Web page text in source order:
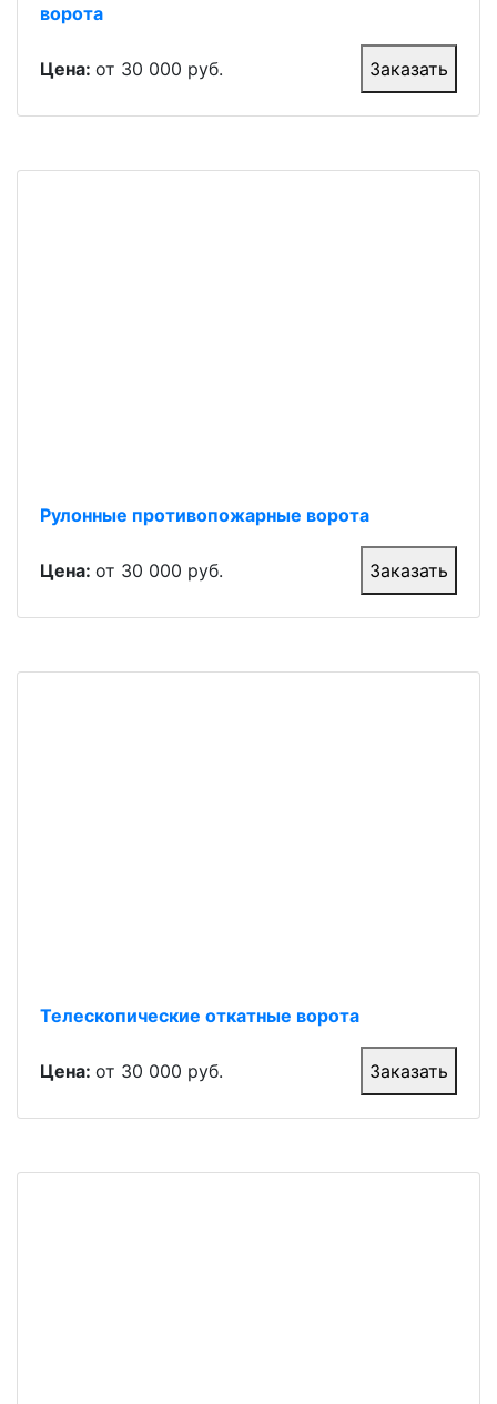
ворота
Цена: от 30 000 руб. Заказать
Рулонные противопожарные ворота
Цена: от 30 000 руб. Заказать
Телескопические откатные ворота
Цена: от 30 000 руб. Заказать